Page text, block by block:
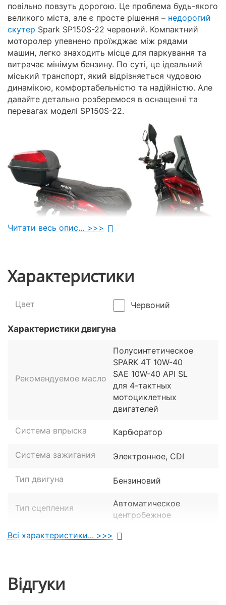
повільно повзуть дорогою. Це проблема будь-якого
великого міста, але є просте рішення – недорогий
скутер Spark SP150S-22 червоний. Компактний
моторолер упевнено проїжджає між рядами
машин, легко знаходить місце для паркування та
витрачає мінімум бензину. По суті, це ідеальний
міський транспорт, який відрізняється чудовою
динамікою, комфортабельністю та надійністю. Але
давайте детально розберемося в оснащенні та
перевагах моделі SP150S-22.
Ексклюзивний дизайн і розширена
комплектація
Унікальною рисою двоколісника Spark SP150S-22 є
його незвичайний дизайн. Він більше нагадує
футуристичний максі-скутер. Незвичайний
прямокутний передній обтічник, трубчасті захисні
дуги та іміджева оптика вигідно відрізняють апарат
Спарк від інших бюджетних моделей.
Читати весь опис… >>>
Характеристики
Цвет Червоний
Характеристики двигуна
Рекомендуемое масло
Полусинтетическое
SPARK 4T 10W-40
SAE 10W-40 API SL
для 4-тактных
мотоциклетных
двигателей
Система впрыска Карбюратор
Система зажигания Электронное, CDI
Тип двигуна Бензиновий
Тип сцепления
Автоматическое
центробежное
Об'єм двигуна
Тактность двигуна
Всі характеристики... >>>
Відгуки